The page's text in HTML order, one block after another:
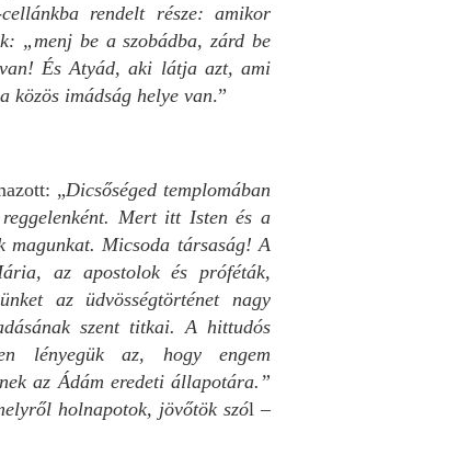
rendelt része: amikor
„menj be a szobádba, zárd be
És Atyád, aki látja azt, ami
közös imádság helye van.”
„Dicsőséged templomában
Mert itt Isten és a
magunkat. Micsoda társaság! A
az apostolok és próféták,
az üdvösségtörténet nagy
szent titkai. A hittudós
lényegük az, hogy engem
az Ádám eredeti állapotára.”
holnapotok, jövőtök szól –